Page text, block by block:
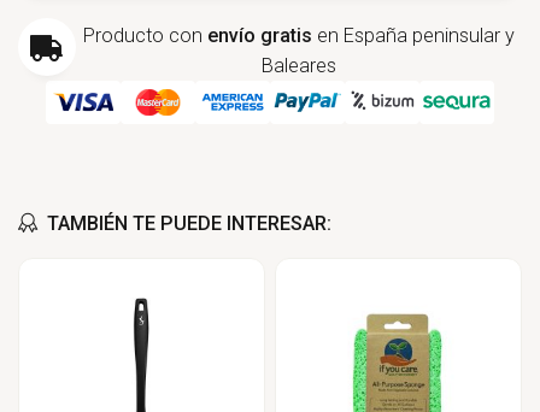
Producto con envío gratis en España peninsular y
Baleares
TAMBIÉN TE PUEDE INTERESAR: